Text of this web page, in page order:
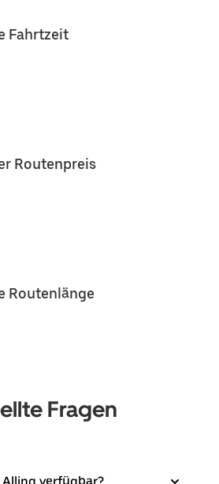
Fahrtzeit
Routenpreis
Routenlänge
Fragen